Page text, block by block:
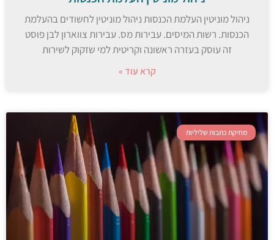
ניהול מוניטין העלמת הכנסות ניהול מוניטין לחשודים בהעלמת
הכנסות. רשות המיסים. עבירות מס. עבירות צווארון לבן פוסט
זה עוסק בעזרה ראשונה וקריטית למי שזקוק לשירות
קרא עוד »
מחיקת כתבות שליליות